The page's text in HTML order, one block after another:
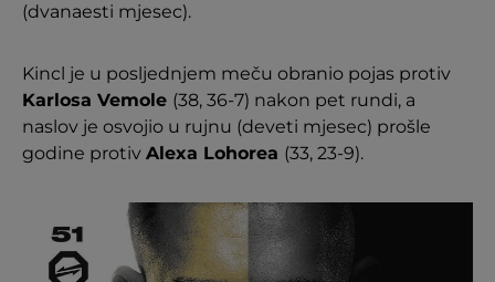
(dvanaesti mjesec).
Kincl je u posljednjem meču obranio pojas protiv
Karlosa Vemole (38, 36-7) nakon pet rundi, a
naslov je osvojio u rujnu (deveti mjesec) prošle
godine protiv Alexa Lohorea (33, 23-9).